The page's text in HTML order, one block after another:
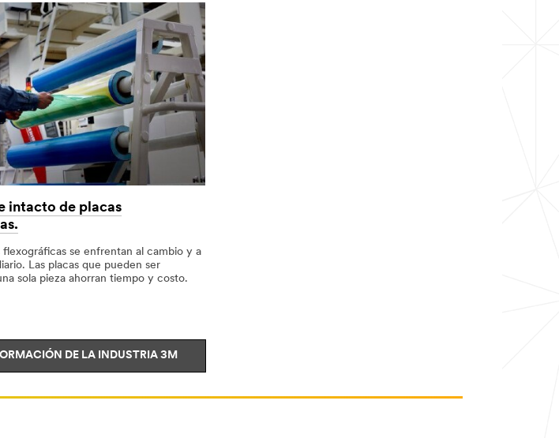
intacto de placas
flexográficas se enfrentan al cambio y a
Las placas que pueden ser
sola pieza ahorran tiempo y costo.
DE LA INDUSTRIA 3M